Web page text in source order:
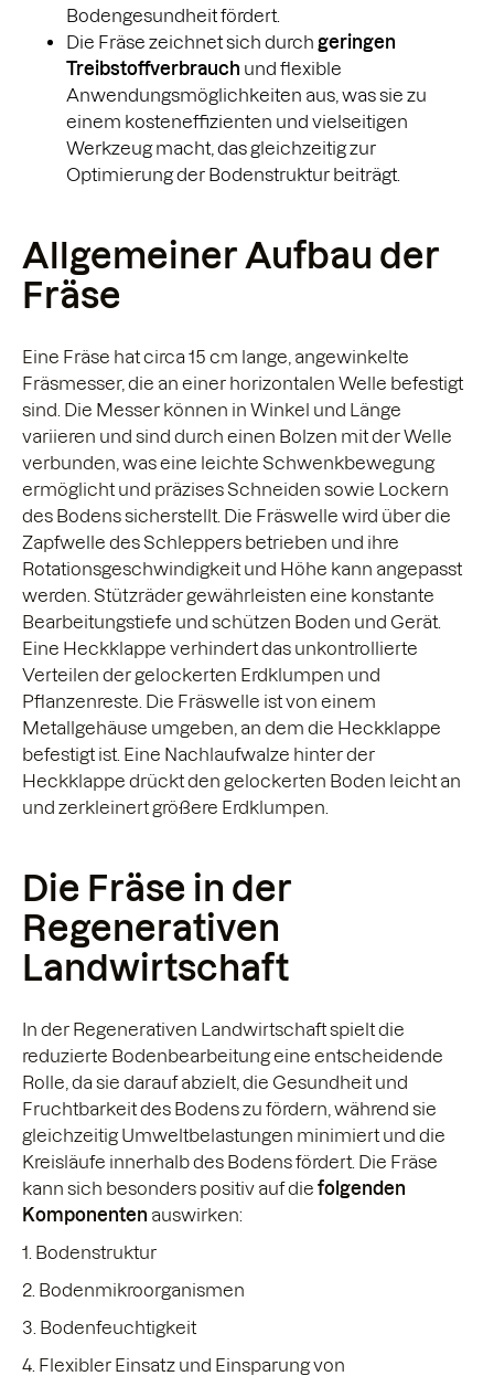
Bodengesundheit fördert.
Die Fräse zeichnet sich durch geringen
Treibstoffverbrauch und flexible
Anwendungsmöglichkeiten aus, was sie zu
einem kosteneffizienten und vielseitigen
Werkzeug macht, das gleichzeitig zur
Optimierung der Bodenstruktur beiträgt.
Allgemeiner Aufbau der
Fräse
Eine Fräse hat circa 15 cm lange, angewinkelte
Fräsmesser, die an einer horizontalen Welle befestigt
sind. Die Messer können in Winkel und Länge
variieren und sind durch einen Bolzen mit der Welle
verbunden, was eine leichte Schwenkbewegung
ermöglicht und präzises Schneiden sowie Lockern
des Bodens sicherstellt. Die Fräswelle wird über die
Zapfwelle des Schleppers betrieben und ihre
Rotationsgeschwindigkeit und Höhe kann angepasst
werden. Stützräder gewährleisten eine konstante
Bearbeitungstiefe und schützen Boden und Gerät.
Eine Heckklappe verhindert das unkontrollierte
Verteilen der gelockerten Erdklumpen und
Pflanzenreste. Die Fräswelle ist von einem
Metallgehäuse umgeben, an dem die Heckklappe
befestigt ist. Eine Nachlaufwalze hinter der
Heckklappe drückt den gelockerten Boden leicht an
und zerkleinert größere Erdklumpen.
Die Fräse in der
Regenerativen
Landwirtschaft
In der Regenerativen Landwirtschaft spielt die
reduzierte Bodenbearbeitung eine entscheidende
Rolle, da sie darauf abzielt, die Gesundheit und
Fruchtbarkeit des Bodens zu fördern, während sie
gleichzeitig Umweltbelastungen minimiert und die
Kreisläufe innerhalb des Bodens fördert. Die Fräse
kann sich besonders positiv auf die folgenden
Komponenten auswirken:
1. Bodenstruktur
2. Bodenmikroorganismen
3. Bodenfeuchtigkeit
4. Flexibler Einsatz und Einsparung von